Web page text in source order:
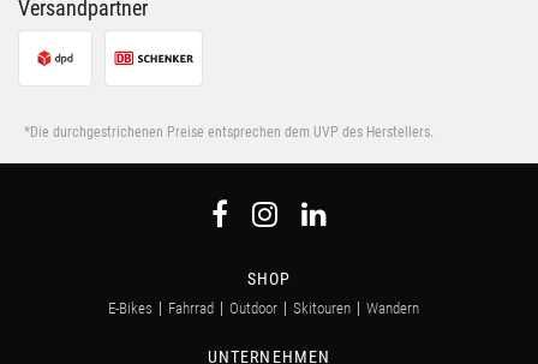
Versandpartner
*Die durchgestrichenen Preise entsprechen dem UVP des Herstellers.
SHOP
E-Bikes Fahrrad Outdoor Skitouren Wandern
UNTERNEHMEN